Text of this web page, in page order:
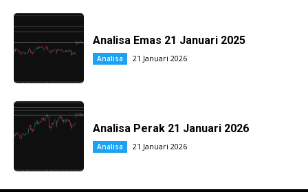
Analisa Emas 21 Januari 2025
Analisa 21 Januari 2026
Analisa Perak 21 Januari 2026
Analisa 21 Januari 2026